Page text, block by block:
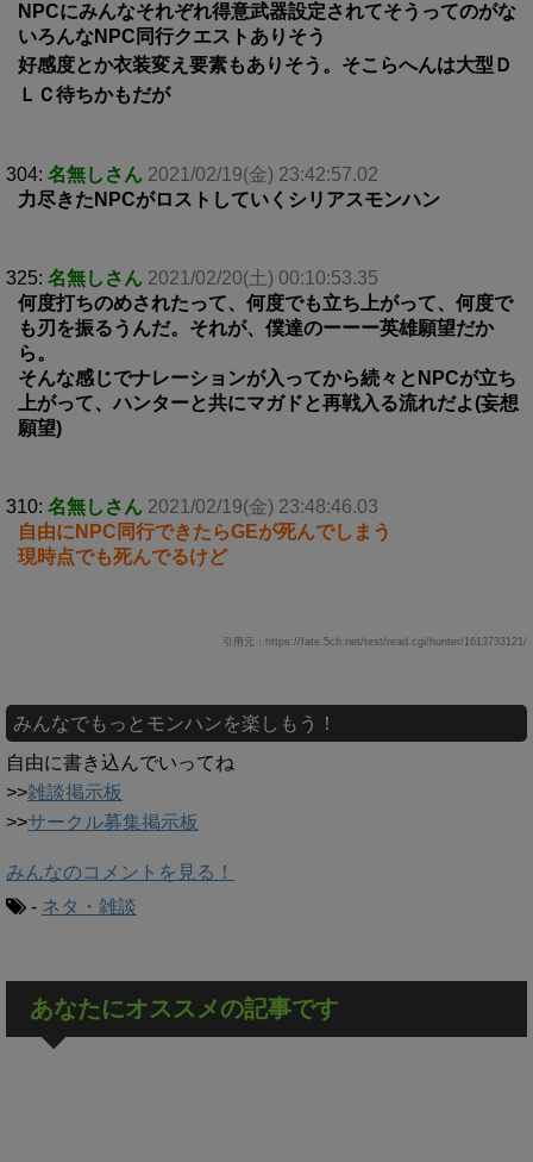
NPCにみんなそれぞれ得意武器設定されてそうってのがな
いろんなNPC同行クエストありそう
好感度とか衣装変え要素もありそう。そこらへんは大型Ｄ
ＬＣ待ちかもだが
304: 名無しさん 2021/02/19(金) 23:42:57.02
力尽きたNPCがロストしていくシリアスモンハン
325: 名無しさん 2021/02/20(土) 00:10:53.35
何度打ちのめされたって、何度でも立ち上がって、何度で
も刃を振るうんだ。それが、僕達のーーー英雄願望だか
ら。
そんな感じでナレーションが入ってから続々とNPCが立ち
上がって、ハンターと共にマガドと再戦入る流れだよ(妄想
願望)
310: 名無しさん 2021/02/19(金) 23:48:46.03
自由にNPC同行できたらGEが死んでしまう
現時点でも死んでるけど
引用元：https://fate.5ch.net/test/read.cgi/hunter/1613733121/
みんなでもっとモンハンを楽しもう！
自由に書き込んでいってね
>>雑談掲示板
>>サークル募集掲示板
みんなのコメントを見る！
- ネタ・雑談
あなたにオススメの記事です